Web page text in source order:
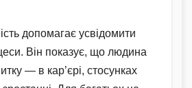
допомагає усвідомити
Він показує, що людина
— в кар’єрі, стосунках